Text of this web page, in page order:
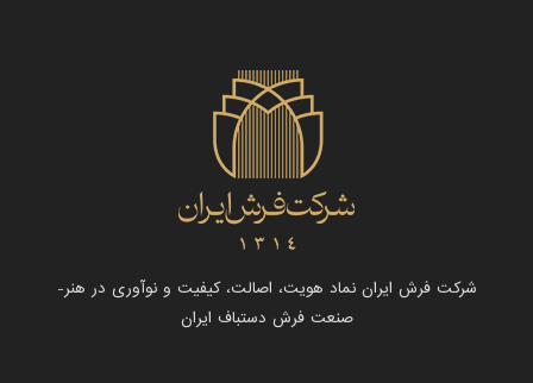
شرکت فرش ایران نماد هویت، اصالت، کیفیت و نوآوری در هنر-
صنعت فرش دستباف ایران